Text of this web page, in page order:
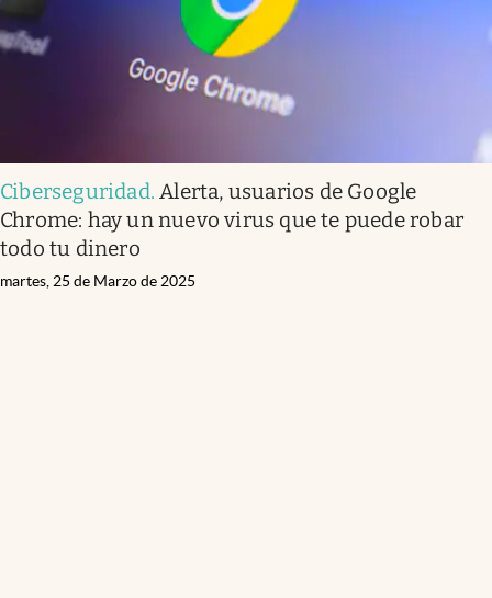
Ciberseguridad.Alerta, usuarios de Google
Chrome: hay un nuevo virus que te puede robar
todo tu dinero
martes, 25 de Marzo de 2025